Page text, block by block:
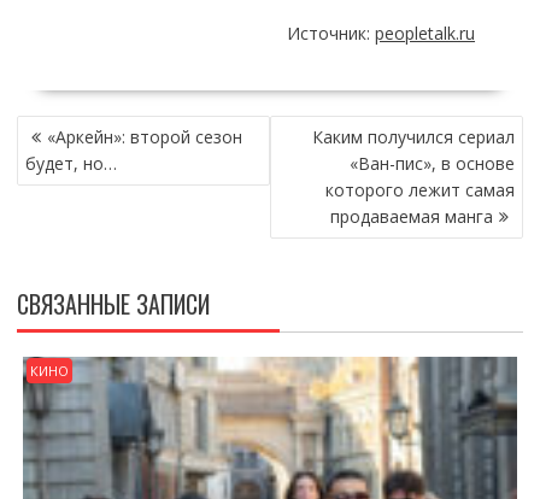
Источник:peopletalk.ru
НАВИГАЦИЯ
ПО
ЗАПИСЯМ
«Аркейн»: второй сезон
будет, но…
Каким получился сериал
«Ван-пис», в основе
которого лежит самая
продаваемая манга
СВЯЗАННЫЕ ЗАПИСИ
КИНО